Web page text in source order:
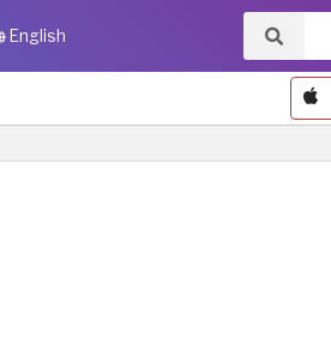
English